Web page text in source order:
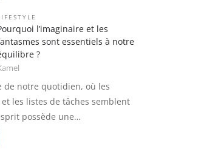
l’imaginaire et les
sont essentiels à notre
?
de notre quotidien, où les
les listes de tâches semblent
possède une…